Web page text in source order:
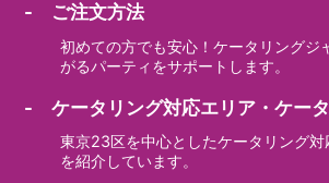
- ご注文方法
初めての方でも安心！ケータリングジ
がるパーティをサポートします。
- ケータリング対応エリア・ケー
東京23区を中心としたケータリング対
を紹介しています。